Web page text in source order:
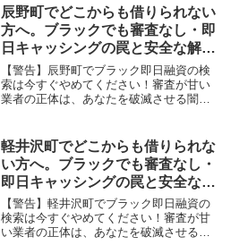
村で違法業者を避け、借金地獄から抜け
出した方々の実体験と確実な解決策を完
全公開。
辰野町でどこからも借りられない
方へ。ブラックでも審査なし・即
日キャッシングの罠と安全な解決
策
【警告】辰野町でブラック即日融資の検
索は今すぐやめてください！審査が甘い
業者の正体は、あなたを破滅させる闇金
町で違法業者を避け、借金地獄から抜け
出した方々の実体験と確実な解決策を完
全公開。
軽井沢町でどこからも借りられな
い方へ。ブラックでも審査なし・
即日キャッシングの罠と安全な解
決策
【警告】軽井沢町でブラック即日融資の
検索は今すぐやめてください！審査が甘
い業者の正体は、あなたを破滅させる闇